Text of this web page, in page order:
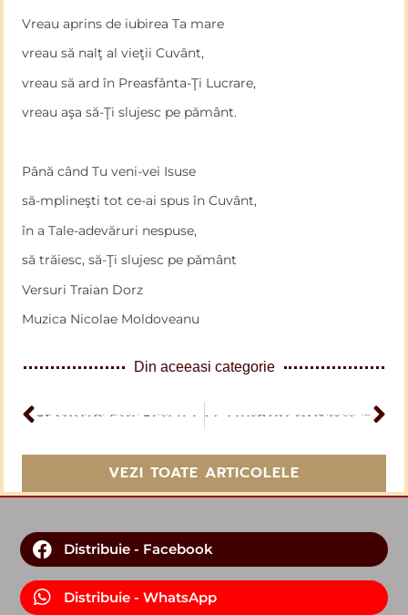
Vreau aprins de iubirea Ta mare
vreau să nalţ al vieţii Cuvânt,
vreau să ard în Preasfânta-Ţi Lucrare,
vreau aşa să-Ţi slujesc pe pământ.
Până când Tu veni-vei Isuse
să-mplineşti tot ce-ai spus în Cuvânt,
în a Tale-adevăruri nespuse,
să trăiesc, să-Ţi slujesc pe pământ
Versuri Traian Dorz
Muzica Nicolae Moldoveanu
Din aceeasi categorie
ARTICOL PERCEDENT
Scriptura în Școală ARTICOL URMĂTOR
O, Duhule Preasfinte adânc Îţi mulţumim – Cor Tineri Ostaşi
VEZI TOATE ARTICOLELE
Distribuie - Facebook
Distribuie - WhatsApp